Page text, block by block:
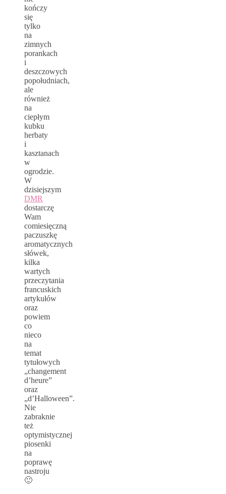
kończy
się
tylko
na
zimnych
porankach
i
deszczowych
popołudniach,
ale
również
na
ciepłym
kubku
herbaty
i
kasztanach
w
ogrodzie.
W
dzisiejszym
DMR
dostarczę
Wam
comiesięczną
paczuszkę
aromatycznych
słówek,
kilka
wartych
przeczytania
francuskich
artykułów
oraz
powiem
co
nieco
na
temat
tytułowych
„changement
d’heure”
oraz
„d’Halloween”.
Nie
zabraknie
też
optymistycznej
piosenki
na
poprawę
nastroju
🙂